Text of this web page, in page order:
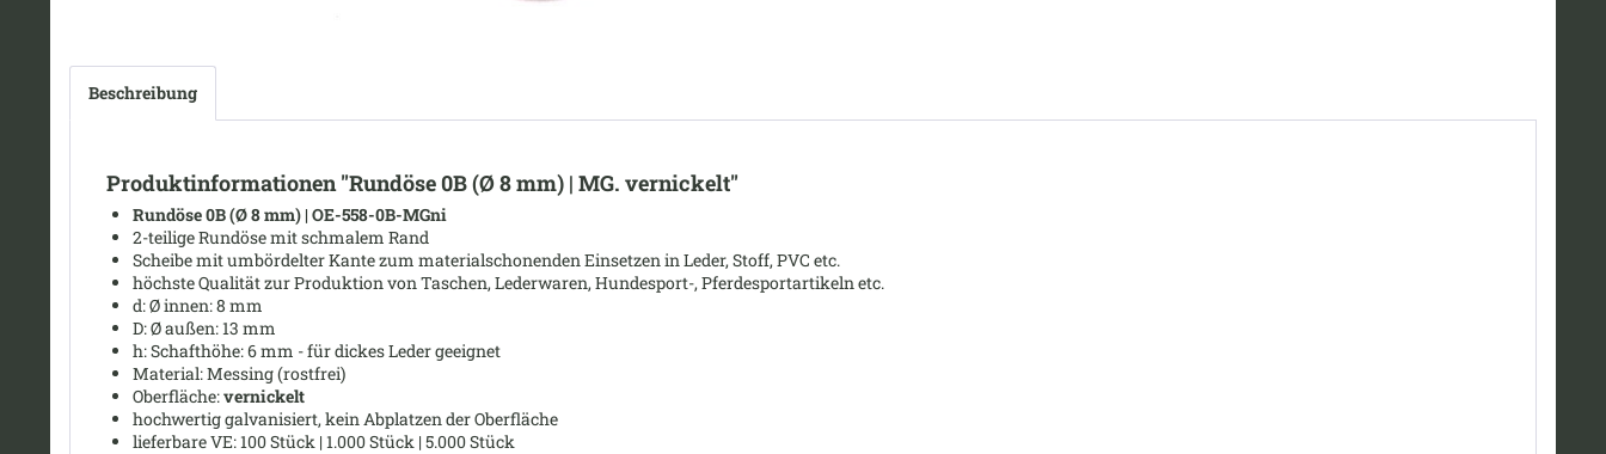
Beschreibung
Produktinformationen "Rundöse 0B (Ø 8 mm) | MG. vernickelt"
Rundöse 0B (Ø8 mm) | OE-558-0B-MGni
2-teilige Rundöse mit schmalem Rand
Scheibe mit umbördelter Kante zum materialschonenden Einsetzen in Leder, Stoff, PVC etc.
höchste Qualität zur Produktion von Taschen, Lederwaren, Hundesport-, Pferdesportartikeln etc.
d: Øinnen: 8 mm
D: Øaußen: 13 mm
h: Schafthöhe: 6 mm - für dickes Leder geeignet
Material: Messing (rostfrei)
Oberfläche:vernickelt
hochwertig galvanisiert, kein Abplatzen der Oberfläche
lieferbare VE: 100 Stück | 1.000 Stück | 5.000 Stück